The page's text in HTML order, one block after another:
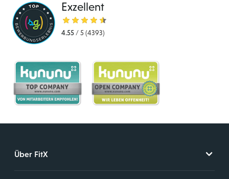
Exzellent
4.55 / 5 (4393)
Über FitX